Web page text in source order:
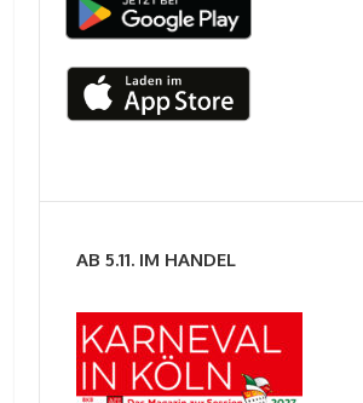
AB 5.11. IM HANDEL